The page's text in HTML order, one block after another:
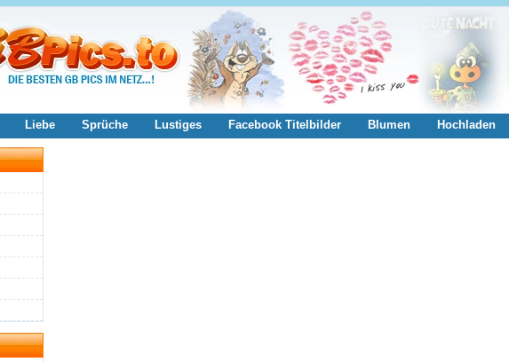
Liebe Sprüche Lustiges Facebook Titelbilder Blumen Hochladen